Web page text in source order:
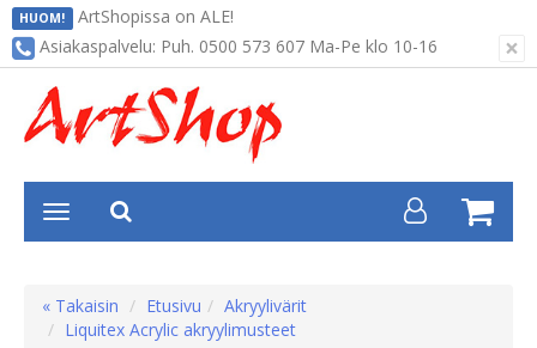
HUOM! ArtShopissa on ALE!
×
Asiakaspalvelu: Puh. 0500 573 607 Ma-Pe klo 10-16
« Takaisin Etusivu
Akryylivärit
Liquitex Acrylic akryylimusteet